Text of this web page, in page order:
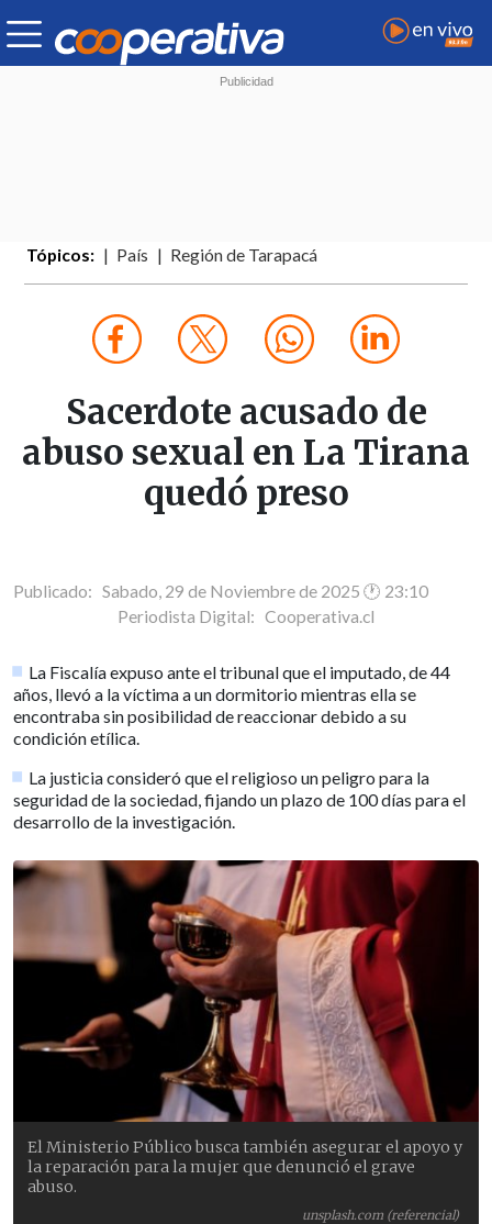
Tópicos: País Región de Tarapacá
Sacerdote acusado de
abuso sexual en La Tirana
quedó preso
Publicado: Sabado, 29 de Noviembre de 2025 🕐 23:10
Periodista Digital: Cooperativa.cl
La Fiscalía expuso ante el tribunal que el imputado, de 44
años, llevó a la víctima a un dormitorio mientras ella se
encontraba sin posibilidad de reaccionar debido a su
condición etílica.
La justicia consideró que el religioso un peligro para la
seguridad de la sociedad, fijando un plazo de 100 días para el
desarrollo de la investigación.
unsplash.com (referencial)
El Ministerio Público busca también asegurar el apoyo y
la reparación para la mujer que denunció el grave
abuso.